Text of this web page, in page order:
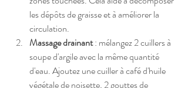
les dépôts de graisse et à améliorer la
circulation.
Massage drainant : mélangez 2 cuillers à
soupe d'argile avec la même quantité
d'eau. Ajoutez une cuiller à café d'huile
végétale de noisette, 2 gouttes de